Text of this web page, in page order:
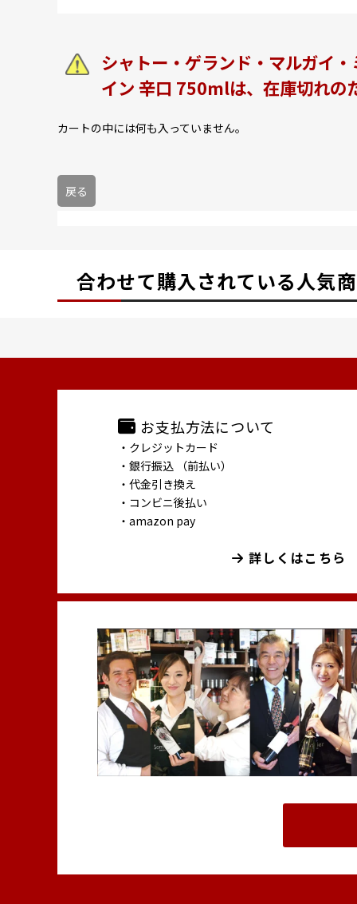
シャトー・ゲランド・マルガイ
イン 辛口 750mlは、在庫切れの
カートの中には何も入っていません。
戻る
合わせて購入されている人気
お支払方法について
・クレジットカード
・銀行振込 （前払い）
・代金引き換え
・コンビニ後払い
・amazon pay
詳しくはこちら